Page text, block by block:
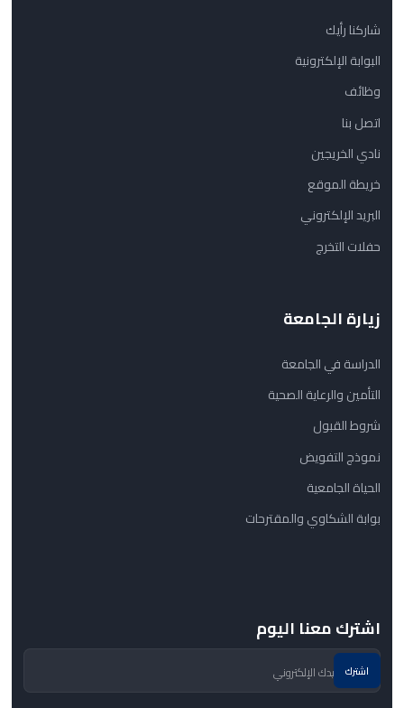
شاركنا رأيك
البوابة الإلكترونية
وظائف
اتصل بنا
نادي الخريجين
خريطة الموقع
البريد الإلكتروني
حفلات التخرج
زيارة الجامعة
الدراسة في الجامعة
التأمين والرعاية الصحية
شروط القبول
نموذج التفويض
الحياة الجامعية
بوابة الشكاوي والمقترحات
اشترك معنا اليوم